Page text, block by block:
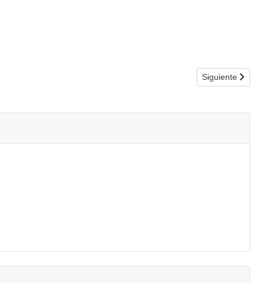
Artículo siguiente:
Siguiente